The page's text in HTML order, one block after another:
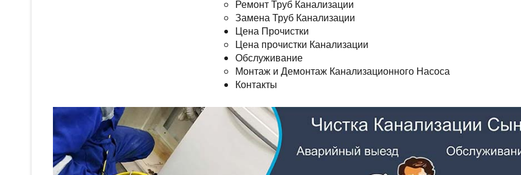
Ремонт Труб Канализации
Замена Труб Канализации
Цена Прочистки
Цена прочистки Канализации
Обслуживание
Монтаж и Демонтаж Канализационного Насоса
Контакты